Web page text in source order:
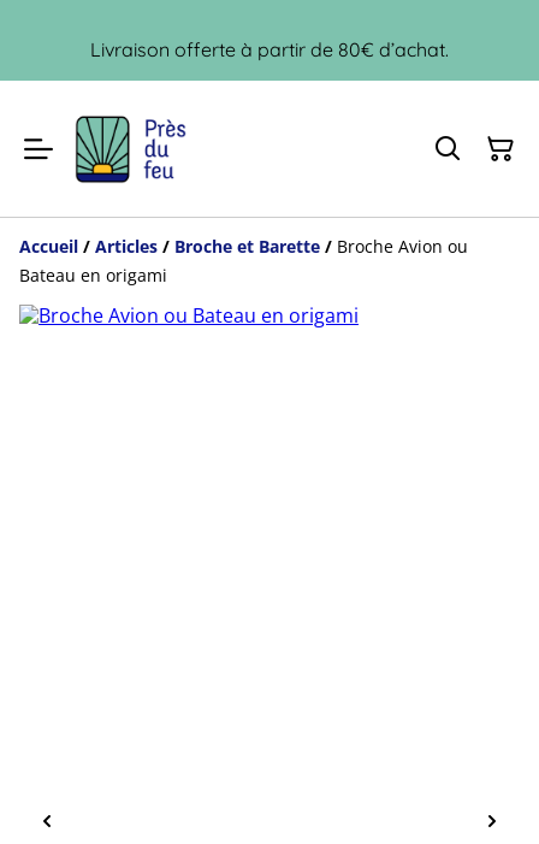
Livraison offerte à partir de 80€ d’achat.
Accueil / Articles / Broche et Barette / Broche Avion ou
Bateau en origami